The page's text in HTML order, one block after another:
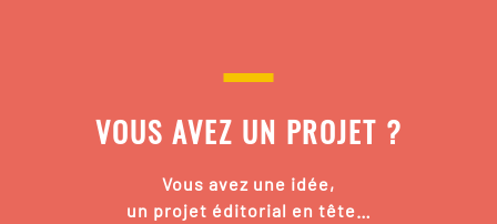
VOUS AVEZ UN PROJET ?
Vous avez une idée,
un projet éditorial en tête…